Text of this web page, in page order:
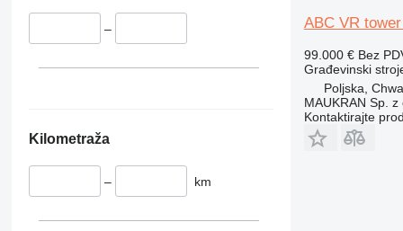
420
428
434
444
–
Kilometraža
– km
ABC VR
99.000 € Bez
Građevinski
Poljska,
MAUKRAN Sp. z
Kontaktirajte